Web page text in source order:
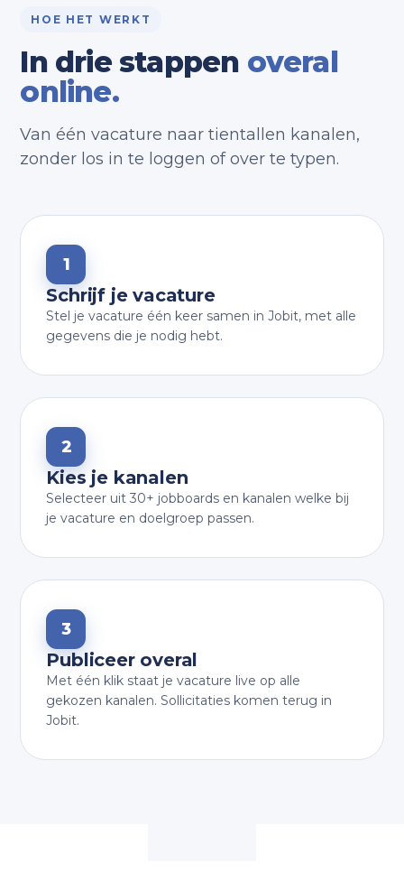
HOE HET WERKT
In drie stappen overal
online.
Van één vacature naar tientallen kanalen,
zonder los in te loggen of over te typen.
1
Schrijf je vacature
Stel je vacature één keer samen in Jobit, met alle
gegevens die je nodig hebt.
2
Kies je kanalen
Selecteer uit 30+ jobboards en kanalen welke bij
je vacature en doelgroep passen.
3
Publiceer overal
Met één klik staat je vacature live op alle
gekozen kanalen. Sollicitaties komen terug in
Jobit.